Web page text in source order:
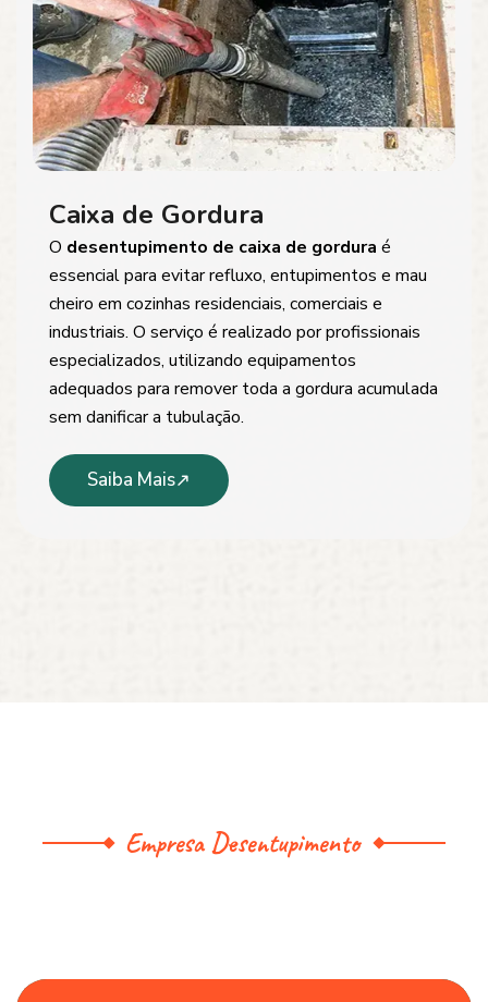
Caixa de Gordura
O desentupimento de caixa de gordura é
essencial para evitar refluxo, entupimentos e mau
cheiro em cozinhas residenciais, comerciais e
industriais. O serviço é realizado por profissionais
especializados, utilizando equipamentos
adequados para remover toda a gordura acumulada
sem danificar a tubulação.
Saiba Mais
Empresa Desentupimento